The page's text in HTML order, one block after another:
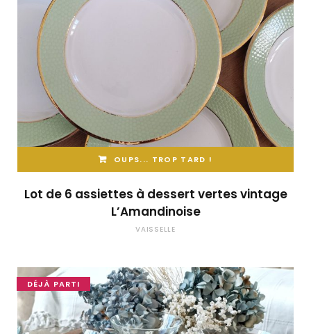
OUPS... TROP TARD !
Lot de 6 assiettes à dessert vertes vintage
L’Amandinoise
VAISSELLE
DÉJÀ PARTI